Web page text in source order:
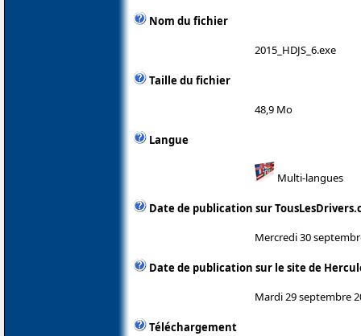
Nom du fichier
2015_HDJS_6.exe
Taille du fichier
48,9 Mo
Langue
Multi-langues
Date de publication sur
Mercredi 30
Date de publication sur le site de
Mardi 29 septembre
Téléchargement